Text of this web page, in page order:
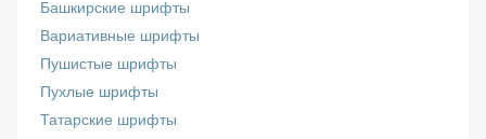
Башкирские шрифты
Вариативные шрифты
Пушистые шрифты
Пухлые шрифты
Татарские шрифты